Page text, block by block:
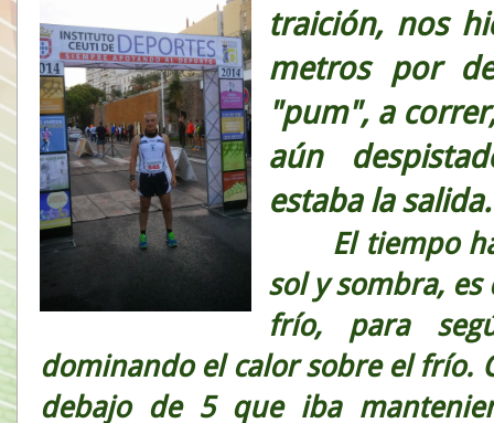
traición, nos
metros por
"pum", a
aún
estaba la
El tiempo
sol y sombra,
frío, para
dominando el calor sobre el frío.
debajo de 5 que iba